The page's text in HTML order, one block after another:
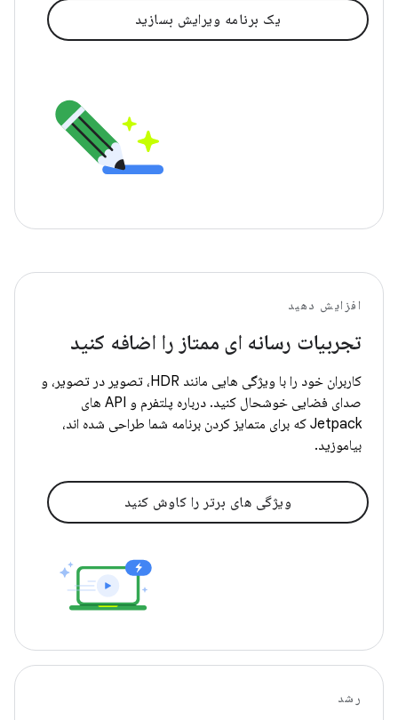
یک برنامه ویرایش بسازید
افزایش دهید
تجربیات رسانه ای ممتاز را اضافه کنید
کاربران خود را با ویژگی هایی مانند HDR، تصویر در تصویر، و
صدای فضایی خوشحال کنید. درباره پلتفرم و API های
Jetpack که برای متمایز کردن برنامه شما طراحی شده اند،
بیاموزید.
ویژگی های برتر را کاوش کنید
رشد